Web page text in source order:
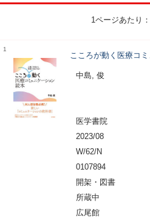
1ページあたり
1
こころが動く医療コ
中島, 俊
医学書院
2023/08
W/62/N
0107894
開架・図書
所蔵中
広尾館